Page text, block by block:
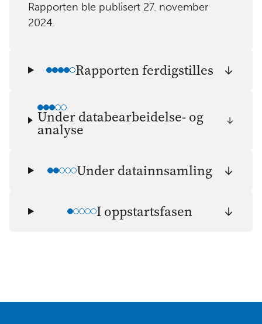
Rapporten ble publisert 27. november
2024.
Rapporten ferdigstilles
Under databearbeidelse- og
analyse
Under datainnsamling
I oppstartsfasen